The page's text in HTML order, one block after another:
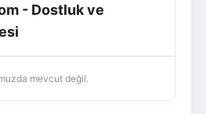
Üye Ol
- Dostluk ve
mevcut değil.